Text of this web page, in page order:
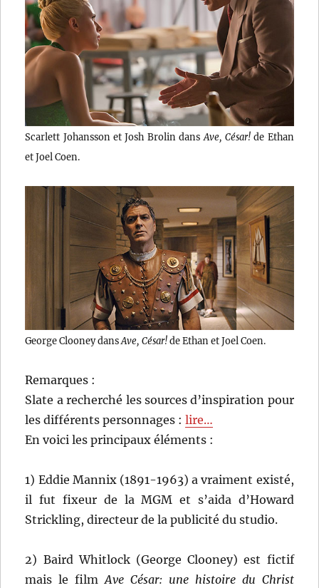
Scarlett Johansson et Josh Brolin dans Ave, César!de Ethan
et Joel Coen.
George Clooney dansAve, César!de Ethan et Joel Coen.
Remarques :
Slate a recherché les sources d’inspiration pour
les différents personnages :lire…
En voici les principaux éléments :
1) Eddie Mannix (1891-1963) a vraiment existé,
il fut fixeur de la MGM et s’aida d’Howard
Strickling, directeur de la publicité du studio.
2) Baird Whitlock (George Clooney) est fictif
mais le filmAve César: une histoire du Christ